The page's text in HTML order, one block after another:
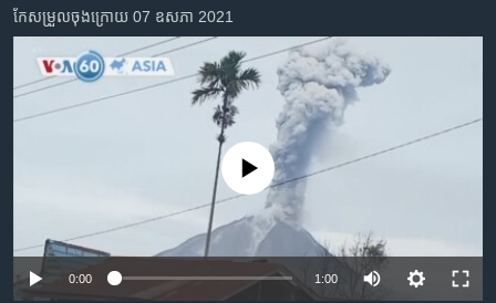
ទៅ​​
ព័ត៌មាន​​
រចនា
ហេឡូវីអូអេ
កម្ពុជាច្នៃប្រតិដ្ឋ
វិទ្យុ / ផតខាសថ៍
កម្មវិធីទាំងអស់
កែសម្រួល​ចុង​ក្រោយ 07 ឧសភា 2021
No media source currently available
0:00 1:00